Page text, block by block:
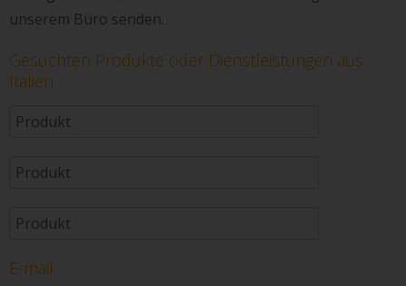
unserem Büro senden.
Gesuchten Produkte oder Dienstleistungen aus
Italien
E-mail